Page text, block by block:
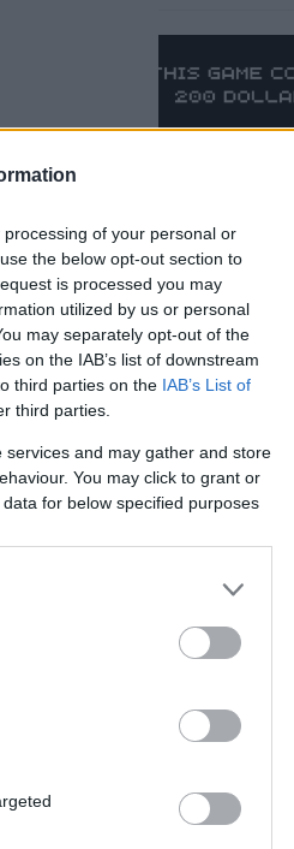
of your personal or
the below opt-out section to
is processed you may
utilized by us or personal
may separately opt-out of the
on the IAB’s list of downstream
third parties on the IAB’s List of
third parties.
and may gather and store
You may click to grant or
for below specified purposes
PCW HÍREK